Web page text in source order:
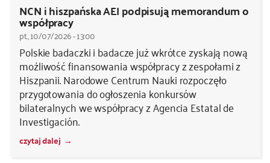
NCN i hiszpańska AEI podpisują memorandum o
współpracy
pt., 10/07/2026 - 13:00
Polskie badaczki i badacze już wkrótce zyskają nową
możliwość finansowania współpracy z zespołami z
Hiszpanii. Narodowe Centrum Nauki rozpoczęło
przygotowania do ogłoszenia konkursów
bilateralnych we współpracy z Agencia Estatal de
Investigación.
czytaj dalej